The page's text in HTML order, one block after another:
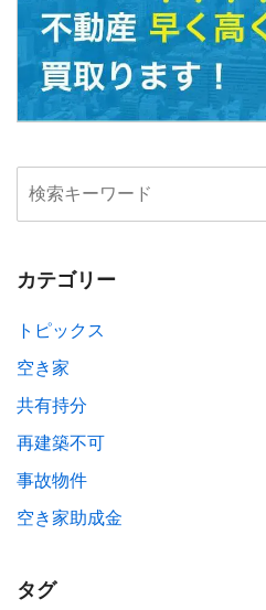
カテゴリー
トピックス
空き家
共有持分
再建築不可
事故物件
空き家助成金
タグ